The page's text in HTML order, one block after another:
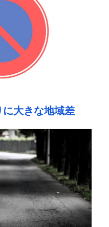
大きな地域差